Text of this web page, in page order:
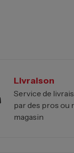
Livraison
Service de
par des pros ou
magasin